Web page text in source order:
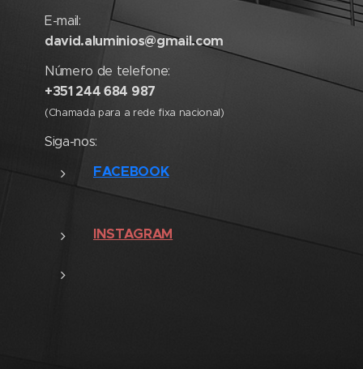
E-mail:
david.aluminios@gmail.com
Número de telefone:
+351 244 684 987
(Chamada para a rede fixa nacional)
Siga-nos:
FACEBOOK
INSTAGRAM